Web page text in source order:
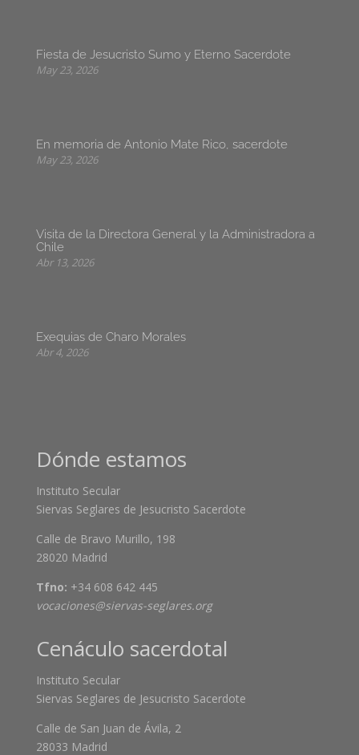
Fiesta de Jesucristo Sumo y Eterno Sacerdote
May 23, 2026
En memoria de Antonio Mate Rico, sacerdote
May 23, 2026
Visita de la Directora General y la Administradora a
Chile
Abr 13, 2026
Exequias de Charo Morales
Abr 4, 2026
Dónde estamos
Instituto Secular
Siervas Seglares de Jesucristo Sacerdote
Calle de Bravo Murillo, 198
28020 Madrid
Tfno: +34 608 642 445
vocaciones@siervas-seglares.org
Cenáculo sacerdotal
Instituto Secular
Siervas Seglares de Jesucristo Sacerdote
Calle de San Juan de Ávila, 2
28033 Madrid